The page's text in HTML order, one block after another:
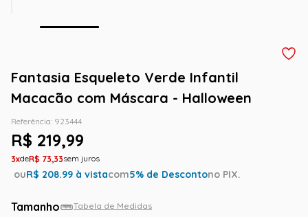
Fantasia Esqueleto Verde Infantil
Macacão com Máscara - Halloween
Referência: 923444
R$ 219,99
3 R$ 73,33
ouR$ 208.99 à vistacom5% de Descontono PIX.
Tamanho Tabela de Medidas